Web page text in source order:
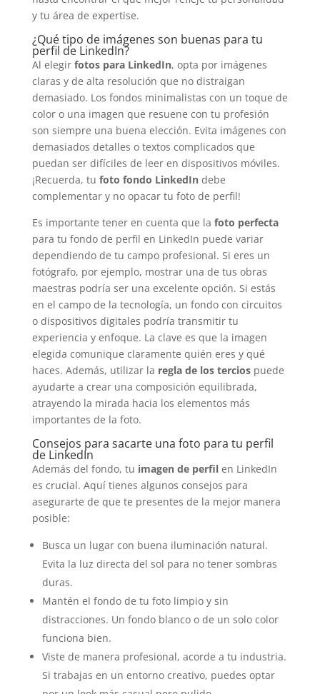
y tu área de expertise.
¿Qué tipo de imágenes son buenas para tu
perfil de LinkedIn?
Al elegir fotos para LinkedIn, opta por imágenes
claras y de alta resolución que no distraigan
demasiado. Los fondos minimalistas con un toque de
color o una imagen que resuene con tu profesión
son siempre una buena elección. Evita imágenes con
demasiados detalles o textos complicados que
puedan ser difíciles de leer en dispositivos móviles.
¡Recuerda, tu foto fondo LinkedIndebe
complementar y no opacar tu foto de perfil!
Es importante tener en cuenta que la foto perfecta
para tu fondo de perfil en LinkedIn puede variar
dependiendo de tu campo profesional. Si eres un
fotógrafo, por ejemplo, mostrar una de tus obras
maestras podría ser una excelente opción. Si estás
en el campo de la tecnología, un fondo con circuitos
o dispositivos digitales podría transmitir tu
experiencia y enfoque. La clave es que la imagen
elegida comunique claramente quién eres y qué
haces. Además, utilizar la regla de los terciospuede
ayudarte a crear una composición equilibrada,
atrayendo la mirada hacia los elementos más
importantes de la foto.
Consejos para sacarte una foto para tu perfil
de LinkedIn
Además del fondo, tu imagen de perfilen LinkedIn
es crucial. Aquí tienes algunos consejos para
asegurarte de que te presentes de la mejor manera
posible:
Busca un lugar con buena iluminación natural.
Evita la luz directa del sol para no tener sombras
duras.
Mantén el fondo de tu foto limpio y sin
distracciones. Un fondo blanco o de un solo color
funciona bien.
Viste de manera profesional, acorde a tu industria.
Si trabajas en un entorno creativo, puedes optar